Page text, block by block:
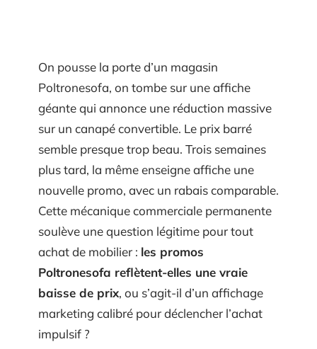
On pousse la porte d’un magasin
Poltronesofa, on tombe sur une affiche
géante qui annonce une réduction massive
sur un canapé convertible. Le prix barré
semble presque trop beau. Trois semaines
plus tard, la même enseigne affiche une
nouvelle promo, avec un rabais comparable.
Cette mécanique commerciale permanente
soulève une question légitime pour tout
achat de mobilier : les promos
Poltronesofa reflètent-elles une vraie
baisse de prix, ou s’agit-il d’un affichage
marketing calibré pour déclencher l’achat
impulsif ?